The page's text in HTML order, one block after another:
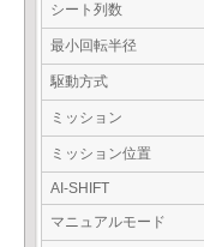
シート列数
最小回転半径
駆動方式
ミッション
ミッション位置
AI-SHIFT
マニュアルモード